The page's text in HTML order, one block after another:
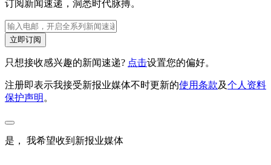
订阅新闻速递，洞悉时代脉搏。
立即订阅
只想接收感兴趣的新闻速递? 点击设置您的偏好。
注册即表示我接受新报业媒体不时更新的使用条款及个人资料
保护声明。
是， 我希望收到新报业媒体